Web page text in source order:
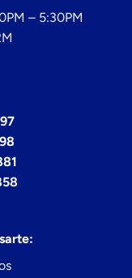
– 5:30PM